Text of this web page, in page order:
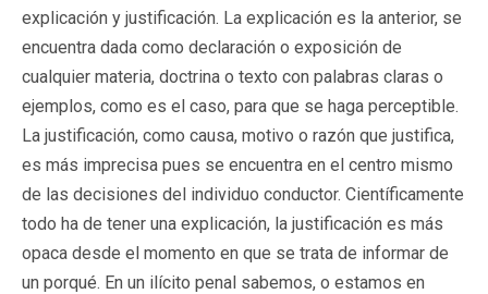
explicación y justificación. La explicación es la anterior, se
encuentra dada como declaración o exposición de
cualquier materia, doctrina o texto con palabras claras o
ejemplos, como es el caso, para que se haga perceptible.
La justificación, como causa, motivo o razón que justifica,
es más imprecisa pues se encuentra en el centro mismo
de las decisiones del individuo conductor. Científicamente
todo ha de tener una explicación, la justificación es más
opaca desde el momento en que se trata de informar de
un porqué. En un ilícito penal sabemos, o estamos en